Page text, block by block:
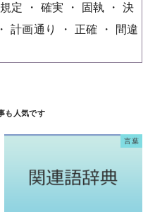
規定 確実 固執
決
計画通り 正確
間違
言葉